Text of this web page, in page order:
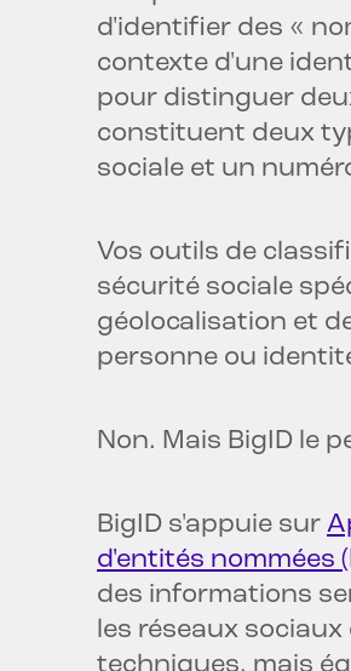
d'identifier des «
contexte d'une
pour distinguer
constituent deux
sociale et un
Vos outils de
sécurité sociale
géolocalisation et
personne ou
Non. Mais BigID le
BigID s'appuie sur
d'entités nommées
des informations
les réseaux